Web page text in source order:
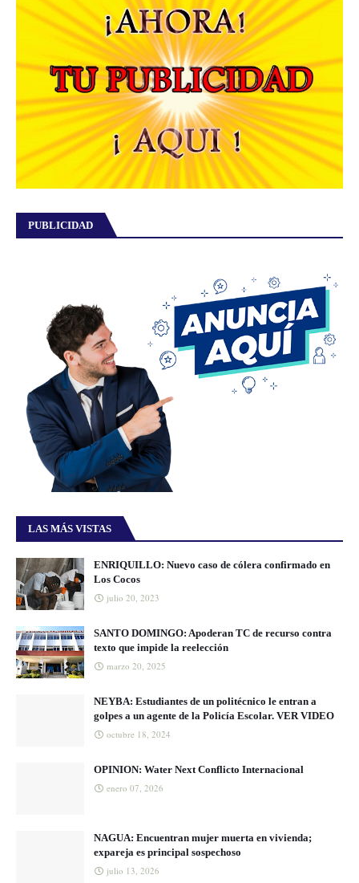
PUBLICIDAD
LAS MÁS VISTAS
ENRIQUILLO: Nuevo caso de cólera confirmado en
Los Cocos
julio 20, 2023
SANTO DOMINGO: Apoderan TC de recurso contra
texto que impide la reelección
marzo 20, 2025
NEYBA: Estudiantes de un politécnico le entran a
golpes a un agente de la Policía Escolar. VER VIDEO
octubre 18, 2024
OPINION: Water Next Conflicto Internacional
enero 07, 2026
NAGUA: Encuentran mujer muerta en vivienda;
expareja es principal sospechoso
julio 13, 2026